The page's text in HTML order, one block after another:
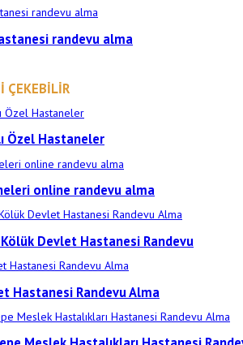
randevu alma
ÇEKEBİLİR
Özel Hastaneler
online randevu alma
Devlet Hastanesi Randevu
Hastanesi Randevu Alma